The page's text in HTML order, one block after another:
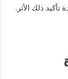
تأكيد ذلك الأثر.